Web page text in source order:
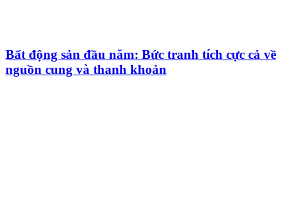
Bất động sản đầu năm: Bức tranh tích cực cả về
nguồn cung và thanh khoản